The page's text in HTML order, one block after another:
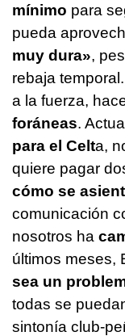
mínimo para
pueda
muy dura»,
rebaja
a la fuerza,
foráneas.
para el Celta,
quiere pagar
cómo se
comunicación
nosotros ha
últimos meses,
sea un
todas se
sintonía club-